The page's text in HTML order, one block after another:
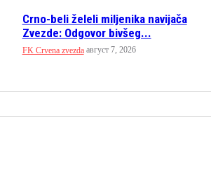
Crno-beli želeli miljenika navijača
Zvezde: Odgovor bivšeg...
FK Crvena zvezda август 7, 2026